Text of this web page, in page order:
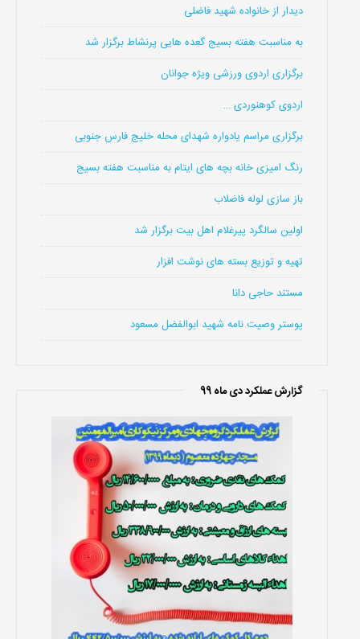
دیدار از خانواده شهید فاضلی
به مناسبت هفته بسیج گعده هایی پرنشاط برگزار شد
برگزاری اردوی ورزشی ویژه جوانان
اردوی کوهنوردی …
برگزاری مراسم یادواره شهدای محله خلیج فارس جنوبی
رنگ امیزی خانه بچه های ایتام به مناسبت هفته بسیج
باز سازی لوله فاضلاب
اولین سالگرد پیرغلام اهل بیت برگزار شد
تهیه و توزیع بسته های نوشت افزار
مستند حاجی دانا
پوستر وصیت نامه شهید ابوالفضل مسعود
گزارش عملکرد دی ماه 99